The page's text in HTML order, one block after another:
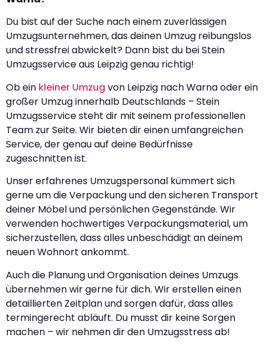
Du bist auf der Suche nach einem zuverlässigen
Umzugsunternehmen, das deinen Umzug reibungslos
und stressfrei abwickelt? Dann bist du bei Stein
Umzugsservice aus Leipzig genau richtig!
Ob ein kleiner Umzug von Leipzig nach Warna oder ein
großer Umzug innerhalb Deutschlands – Stein
Umzugsservice steht dir mit seinem professionellen
Team zur Seite. Wir bieten dir einen umfangreichen
Service, der genau auf deine Bedürfnisse
zugeschnitten ist.
Unser erfahrenes Umzugspersonal kümmert sich
gerne um die Verpackung und den sicheren Transport
deiner Möbel und persönlichen Gegenstände. Wir
verwenden hochwertiges Verpackungsmaterial, um
sicherzustellen, dass alles unbeschädigt an deinem
neuen Wohnort ankommt.
Auch die Planung und Organisation deines Umzugs
übernehmen wir gerne für dich. Wir erstellen einen
detaillierten Zeitplan und sorgen dafür, dass alles
termingerecht abläuft. Du musst dir keine Sorgen
machen – wir nehmen dir den Umzugsstress ab!